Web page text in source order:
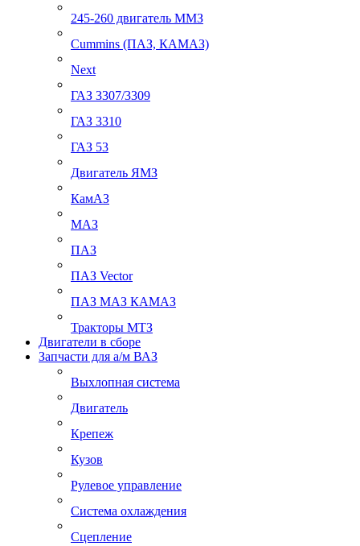
245-260 двигатель ММЗ
Cummins (ПАЗ, КАМАЗ)
Next
ГАЗ 3307/3309
ГАЗ 3310
ГАЗ 53
Двигатель ЯМЗ
КамАЗ
МАЗ
ПАЗ
ПАЗ Vector
ПАЗ МАЗ КАМАЗ
Тракторы МТЗ
Двигатели в сборе
Запчасти для а/м ВАЗ
Выхлопная система
Двигатель
Крепеж
Кузов
Рулевое управление
Система охлаждения
Сцепление